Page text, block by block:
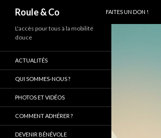
Roule & Co
FAITES UN DON !
L'accès pour tous à la mobilité
douce
ACTUALITÉS
QUI SOMMES-NOUS ?
PHOTOS ET VIDÉOS
COMMENT ADHÉRER ?
DEVENIR BÉNÉVOLE